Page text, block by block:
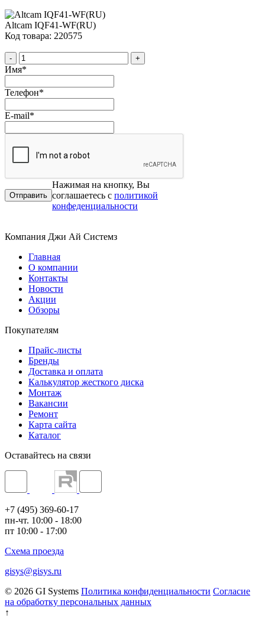
Altcam IQF41-WF(RU)
Код товара: 220575
- +
Имя*
Телефон*
E-mail*
Нажимая на кнопку, Вы
соглашаетесь с политикой
конфеденциальности
Компания Джи Ай Системз
Главная
О компании
Контакты
Новости
Акции
Обзоры
Покупателям
Прайс-листы
Бренды
Доставка и оплата
Калькулятор жесткого диска
Монтаж
Вакансии
Ремонт
Карта сайта
Каталог
Оставайтесь на связи
+7 (495) 369-60-17
пн-чт. 10:00 - 18:00
пт 10:00 - 17:00
Схема проезда
gisys@gisys.ru
© 2026 GI Systems Политика конфиденциальности Согласие
на обработку персональных данных
↑